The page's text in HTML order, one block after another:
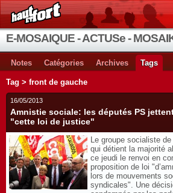
E-MOSAIQUE - ACTUSe -
Notes Catégories Archives Tags
Tag > front de gauche
16/05/2013
Amnistie sociale: les députés PS
"cette loi de justice"
Le groupe socialiste
qui détient la majorité
ce jeudi le renvoi en
proposition de loi
lors de mouvements
syndicales". Une